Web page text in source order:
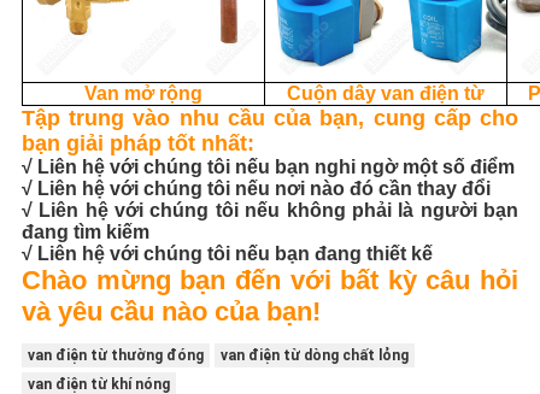
Van mở rộng Cuộn dây van điện từ
Tập trung vào nhu cầu của bạn, cung cấp cho
bạn giải pháp tốt nhất:
√ Liên hệ với chúng tôi nếu bạn nghi ngờ một số điểm
√ Liên hệ với chúng tôi nếu nơi nào đó cần thay đổi
√ Liên hệ với chúng tôi nếu không phải là người bạn
đang tìm kiếm
√ Liên hệ với chúng tôi nếu bạn đang thiết kế
Chào mừng bạn đến với bất kỳ câu hỏi
và yêu cầu nào của bạn!
van điện từ thường đóng
van điện từ dòng chất lỏng
van điện từ khí nóng